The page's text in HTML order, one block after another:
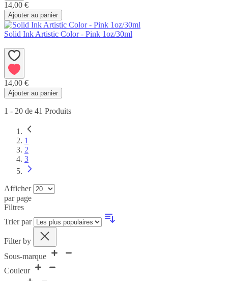
14,00 €
Ajouter au panier
Solid Ink Artistic Color - Pink 1oz/30ml
14,00 €
Ajouter au panier
1 - 20 de 41 Produits
Vous
lisez
actuellement
la
1
Page
2
Page
3
Afficher
par page
Filtres
Trier par
Filter by
Sous-marque
Couleur